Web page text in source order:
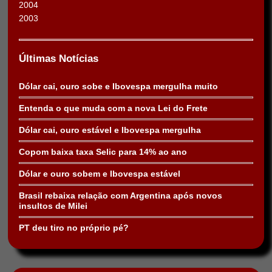
2004
2003
Últimas Notícias
Dólar cai, ouro sobe e Ibovespa mergulha muito
Entenda o que muda com a nova Lei do Frete
Dólar cai, ouro estável e Ibovespa mergulha
Copom baixa taxa Selic para 14% ao ano
Dólar e ouro sobem e Ibovespa estável
Brasil rebaixa relação com Argentina após novos
insultos de Milei
PT deu tiro no próprio pé?